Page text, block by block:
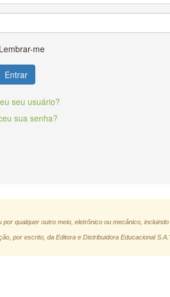
Lembrar-me
Entrar
seu usuário?
sua senha?
qualquer outro meio, eletrônico ou mecânico,
por escrito, da Editora e Distribuidora Educacional